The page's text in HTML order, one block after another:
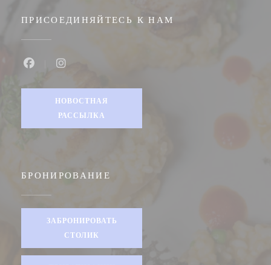
ПРИСОЕДИНЯЙТЕСЬ К НАМ
НОВОСТНАЯ
РАССЫЛКА
БРОНИРОВАНИЕ
ЗАБРОНИРОВАТЬ
СТОЛИК